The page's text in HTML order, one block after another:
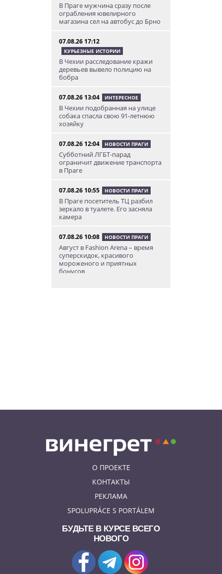
В Праге мужчина сразу после
ограбления ювелирного
магазина сел на автобус до Брно
07.08.26 17:12
КУРЬЕЗНЫЕ ИСТОРИИ
В Чехии расследование кражи
деревьев вывело полицию на
бобра
07.08.26 13:04 ИНТЕРЕСНОЕ
В Чехии подобранная на улице
собака спасла свою 91-летнюю
хозяйку
07.08.26 12:04 НОВОСТИ ПРАГИ
Субботний ЛГБТ-парад
ограничит движение транспорта
в Праге
07.08.26 10:55 НОВОСТИ ПРАГИ
В Праге посетитель ТЦ разбил
зеркало в туалете. Его засняла
камера
07.08.26 10:08 НОВОСТИ ПРАГИ
Август в Fashion Arena – время
суперскидок, красивого
мороженого и приятных
бонусов
Молотова» в дом с ребенком
О ПРОЕКТЕ
КОНТАКТЫ
РЕКЛАМА
SPOLUPRÁCE S PORTÁLEM
БУДЬТЕ В КУРСЕ ВСЕГО
НОВОГО